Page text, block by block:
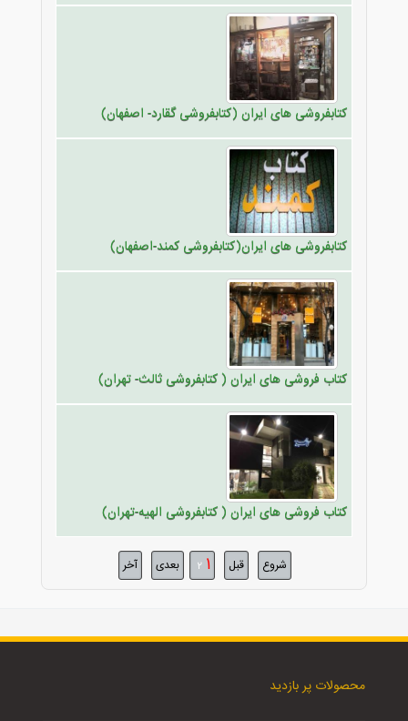
کتابفروشی های ایران (کتابفروشی گقارد- اصفهان)
کتابفروشی های ایران(کتابفروشی کمند-اصفهان)
کتاب فروشی های ایران ( کتابفروشی ثالث- تهران)
کتاب فروشی های ایران ( کتابفروشی الهیه-تهران)
شروع قبل 1
2 بعدی آخر
محصولات پر بازدید